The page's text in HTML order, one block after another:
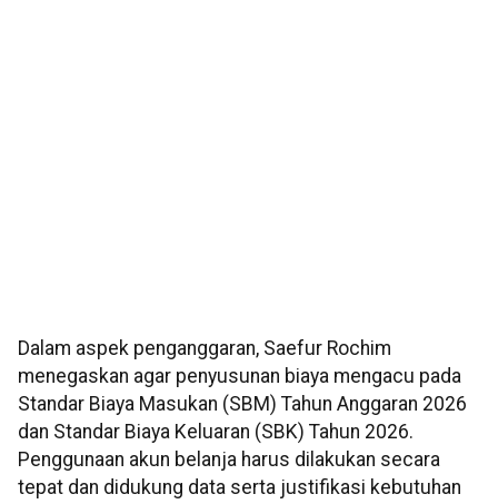
Dalam aspek penganggaran, Saefur Rochim
menegaskan agar penyusunan biaya mengacu pada
Standar Biaya Masukan (SBM) Tahun Anggaran 2026
dan Standar Biaya Keluaran (SBK) Tahun 2026.
Penggunaan akun belanja harus dilakukan secara
tepat dan didukung data serta justifikasi kebutuhan